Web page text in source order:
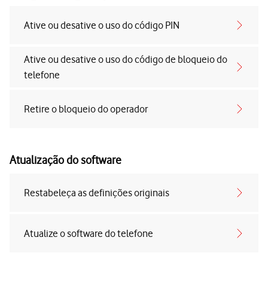
Ative ou desative o uso do código PIN
Ative ou desative o uso do código de bloqueio do
telefone
Retire o bloqueio do operador
Atualização do software
Restabeleça as definições originais
Atualize o software do telefone